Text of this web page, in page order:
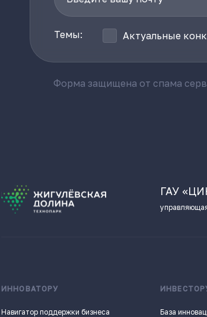
Темы: Актуальные
Форма защищена от спама
ГАУ
ИННОВАТОРУ
Навигатор поддержки бизнеса
База